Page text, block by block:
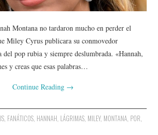
Montana no tardaron mucho en perder el
Miley Cyrus publicara su conmovedor
del pop rubia y siempre deslumbrada. «Hannah,
y creas que esas palabras…
Continue Reading →
, FANÁTICOS, HANNAH, LÁGRIMAS, MILEY, MONTANA, POR,